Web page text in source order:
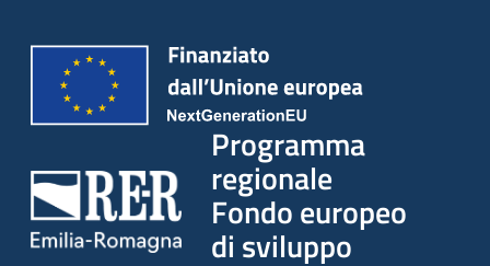
Programma
regionale
Fondo europeo
di sviluppo